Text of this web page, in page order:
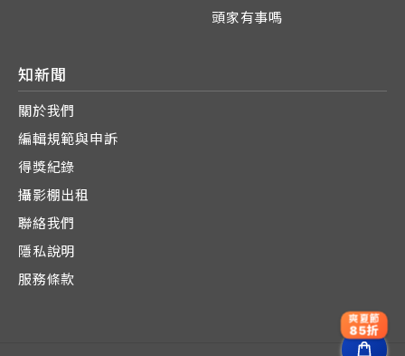
頭家有事嗎
知新聞
關於我們
編輯規範與申訴
得獎紀錄
攝影棚出租
聯絡我們
隱私說明
服務條款
爽夏節
85折